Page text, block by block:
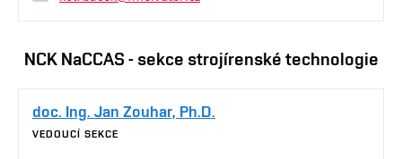
NCK NaCCAS - sekce strojírenské technologie
doc. Ing. Jan Zouhar, Ph.D.
VEDOUCÍ SEKCE